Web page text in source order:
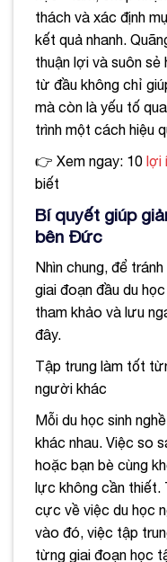
thách và xác định
kết quả nhanh.
thuận lợi và suôn sẻ
từ đầu không chỉ
mà còn là yếu tố
trình một cách hiệu
👉 Xem ngay: 10 lợi
biết
Bí quyết giúp
bên Đức
Nhìn chung, để
giai đoạn đầu du
tham khảo và lưu
đây.
Tập trung làm tốt
người khác
Mỗi du học sinh
khác nhau. Việc so
hoặc bạn bè cùng
lực không cần thiết.
cực về việc du học
vào đó, việc tập
từng giai đoạn học